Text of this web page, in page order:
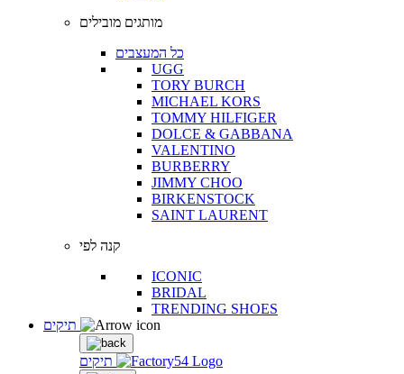
מותגים מובילים
כל המעצבים
UGG
TORY BURCH
MICHAEL KORS
TOMMY HILFIGER
DOLCE & GABBANA
VALENTINO
BURBERRY
JIMMY CHOO
BIRKENSTOCK
SAINT LAURENT
קנה לפי
ICONIC
BRIDAL
TRENDING SHOES
תיקים